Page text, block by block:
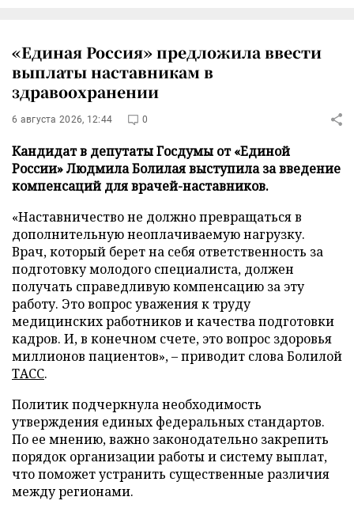
«Единая Россия» предложила ввести
выплаты наставникам в
здравоохранении
6 августа 2026, 12:44 0
Кандидат в депутаты Госдумы от «Единой
России» Людмила Болилая выступила за введение
компенсаций для врачей-наставников.
«Наставничество не должно превращаться в
дополнительную неоплачиваемую нагрузку.
Врач, который берет на себя ответственность за
подготовку молодого специалиста, должен
получать справедливую компенсацию за эту
работу. Это вопрос уважения к труду
медицинских работников и качества подготовки
кадров. И, в конечном счете, это вопрос здоровья
миллионов пациентов», – приводит слова Болилой
ТАСС.
Политик подчеркнула необходимость
утверждения единых федеральных стандартов.
По ее мнению, важно законодательно закрепить
порядок организации работы и систему выплат,
что поможет устранить существенные различия
между регионами.